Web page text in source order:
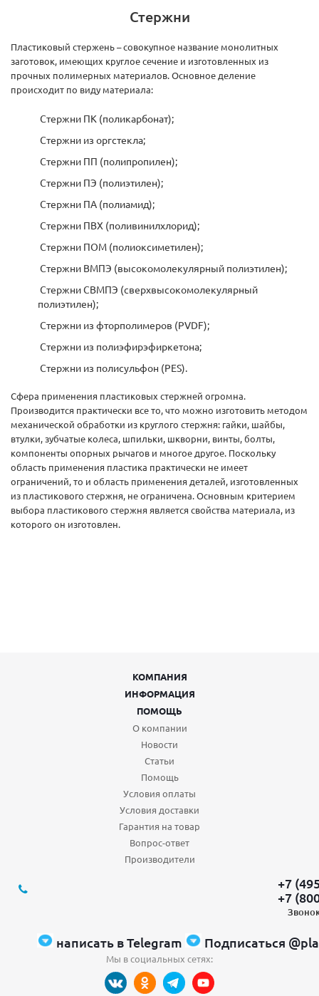
Стержни
Пластиковый стержень – совокупное название монолитных
заготовок, имеющих круглое сечение и изготовленных из
прочных полимерных материалов. Основное деление
происходит по виду материала:
Стержни ПК (поликарбонат);
Стержни из оргстекла;
Стержни ПП (полипропилен);
Стержни ПЭ (полиэтилен);
Стержни ПА (полиамид);
Стержни ПВХ (поливинилхлорид);
Стержни ПОМ (полиоксиметилен);
Стержни ВМПЭ (высокомолекулярный полиэтилен);
Стержни СВМПЭ (сверхвысокомолекулярный
полиэтилен);
Стержни из фторполимеров (PVDF);
Стержни из полиэфирэфиркетона;
Стержни из полисульфон (PES).
Сфера применения пластиковых стержней огромна.
Производится практически все то, что можно изготовить методом
механической обработки из круглого стержня: гайки, шайбы,
втулки, зубчатые колеса, шпильки, шкворни, винты, болты,
компоненты опорных рычагов и многое другое. Поскольку
область применения пластика практически не имеет
ограничений, то и область применения деталей, изготовленных
из пластикового стержня, не ограничена. Основным критерием
выбора пластикового стержня является свойства материала, из
которого он изготовлен.
КОМПАНИЯ
ИНФОРМАЦИЯ
ПОМОЩЬ
О компании
Новости
Статьи
Помощь
Условия оплаты
Условия доставки
Гарантия на товар
Вопрос-ответ
Производители
+7
+7
написать в Telegram Подписаться
Мы в социальных сетях: